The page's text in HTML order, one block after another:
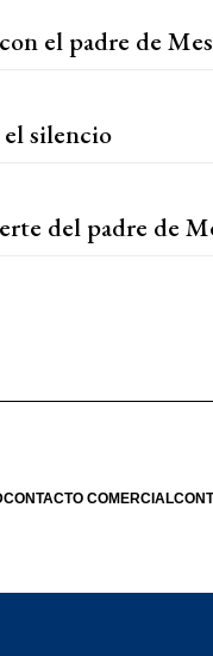
el padre de
silencio
del padre de
CONTACTO COMERCIAL